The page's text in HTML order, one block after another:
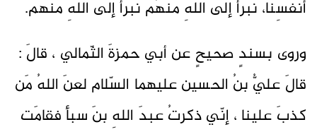
أنفسِنا، نبرأُ إلى اللهِ منهُم نبرأ إلى اللهِ منهم.
وروى بسندٍ صحيحٍ عن أبي حمزةَ الثّمالي ، قالَ :
قالَ عليُّ بنُ الحسين عليهما السّلام لعنَ اللهُ مَن
كذبَ علينا ، إنّي ذكرتُ عبدَ اللهِ بنَ سبأ فقامَت